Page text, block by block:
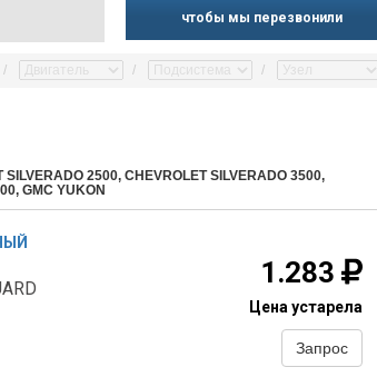
чтобы мы перезвонили
2500, CHEVROLET SILVERADO 3500,
GMC YUKON
1.283
Цена устарела
Запрос